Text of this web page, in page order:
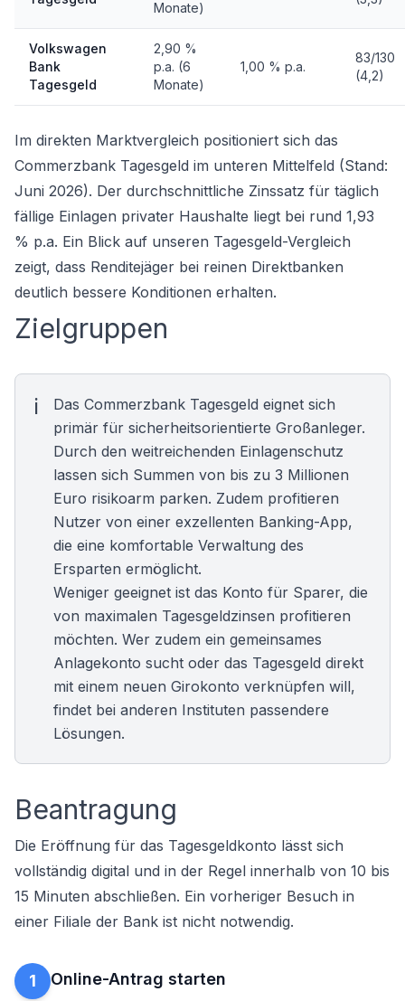
Monate)
Volkswagen
Bank
Tagesgeld
2,90 %
p.a. (6
Monate)
1,00 % p.a.
83/130
(4,2)
Im direkten Marktvergleich positioniert sich das
Commerzbank Tagesgeld im unteren Mittelfeld (Stand:
Juni 2026). Der durchschnittliche Zinssatz für täglich
fällige Einlagen privater Haushalte liegt bei rund 1,93
% p.a. Ein Blick auf unseren Tagesgeld-Vergleich
zeigt, dass Renditejäger bei reinen Direktbanken
deutlich bessere Konditionen erhalten.
Zielgruppen
Das Commerzbank Tagesgeld eignet sich
primär für sicherheitsorientierte Großanleger.
Durch den weitreichenden Einlagenschutz
lassen sich Summen von bis zu 3 Millionen
Euro risikoarm parken. Zudem profitieren
Nutzer von einer exzellenten Banking-App,
die eine komfortable Verwaltung des
Ersparten ermöglicht.
Weniger geeignet ist das Konto für Sparer, die
von maximalen Tagesgeldzinsen profitieren
möchten. Wer zudem ein gemeinsames
Anlagekonto sucht oder das Tagesgeld direkt
mit einem neuen Girokonto verknüpfen will,
findet bei anderen Instituten passendere
Lösungen.
Beantragung
Die Eröffnung für das Tagesgeldkonto lässt sich
vollständig digital und in der Regel innerhalb von 10 bis
15 Minuten abschließen. Ein vorheriger Besuch in
einer Filiale der Bank ist nicht notwendig.
1 Online-Antrag starten